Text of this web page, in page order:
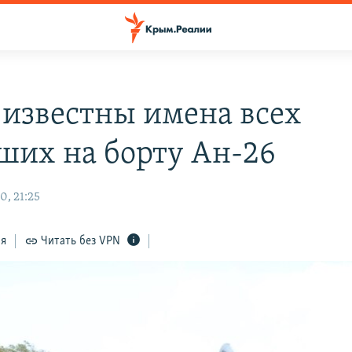
имена всех
на борту Ан-26
21:25
Читать без VPN